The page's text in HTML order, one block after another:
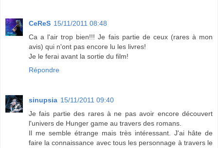
CeReS 15/11/2011 08:48
Ca a l'air trop bien!!! Je fais partie de ceux (rares à mon
avis) qui n'ont pas encore lu les livres!
Je le ferai avant la sortie du film!
Répondre
sinupsia 15/11/2011 09:40
Je fais partie des rares à ne pas avoir encore découvert
l'univers de Hunger game au travers des romans.
Il me semble étrange mais très intéressant. J'ai hâte de
faire la connaissance avec tous les personnage à travers le